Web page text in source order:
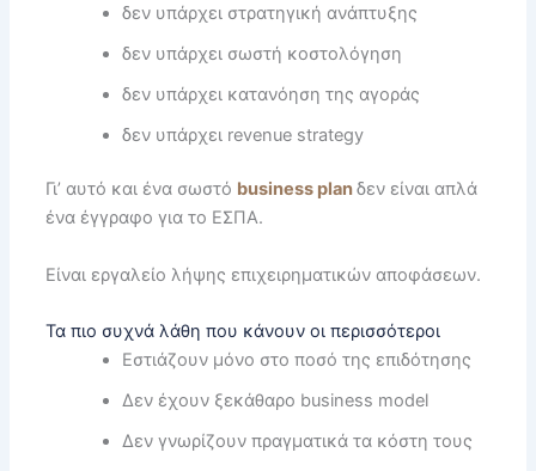
δεν υπάρχει στρατηγική ανάπτυξης
δεν υπάρχει σωστή κοστολόγηση
δεν υπάρχει κατανόηση της αγοράς
δεν υπάρχει revenue strategy
Γι’ αυτό και ένα σωστό business planδεν είναι απλά
ένα έγγραφο για το ΕΣΠΑ.
Είναι εργαλείο λήψης επιχειρηματικών αποφάσεων.
Τα πιο συχνά λάθη που κάνουν οι περισσότεροι
Εστιάζουν μόνο στο ποσό της επιδότησης
Δεν έχουν ξεκάθαρο business model
Δεν γνωρίζουν πραγματικά τα κόστη τους